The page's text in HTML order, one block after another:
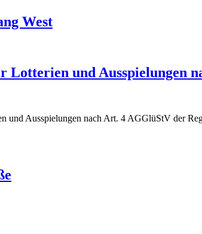
West
Lotterien und Ausspielungen
und Ausspielungen nach Art. 4 AGGlüStV der